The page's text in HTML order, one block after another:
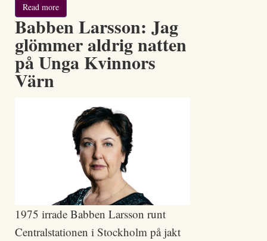
Read more
Babben Larsson: Jag
glömmer aldrig natten
på Unga Kvinnors
Värn
1975 irrade Babben Larsson runt
Centralstationen i Stockholm på jakt